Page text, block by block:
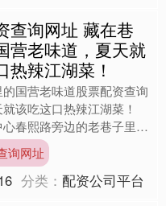
查询网址 藏在巷
营老味道，夏天就
热辣江湖菜！
国营老味道股票配资查询
该吃这口热辣江湖菜！
春熙路旁边的老巷子里，
酒店里还藏着一家味道巴
川菜馆。一走....
询网址
分类：配资公司平台